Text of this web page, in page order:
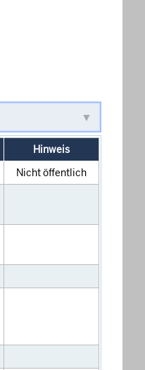
Hinweis
Nicht öffentlich